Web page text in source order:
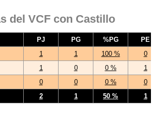
del VCF con Castillo
PJ PG %PG
PE
1 1 100 %
0
1 0 0 %
1
0 0 0 %
0
2 1 50 % 1